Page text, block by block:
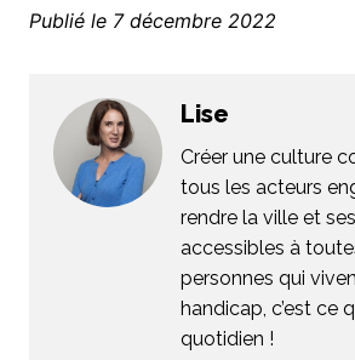
Publié le 7 décembre 2022
Lise
Créer une culture
tous les acteurs
rendre la ville et
accessibles à
personnes qui
handicap, c’est ce
quotidien !